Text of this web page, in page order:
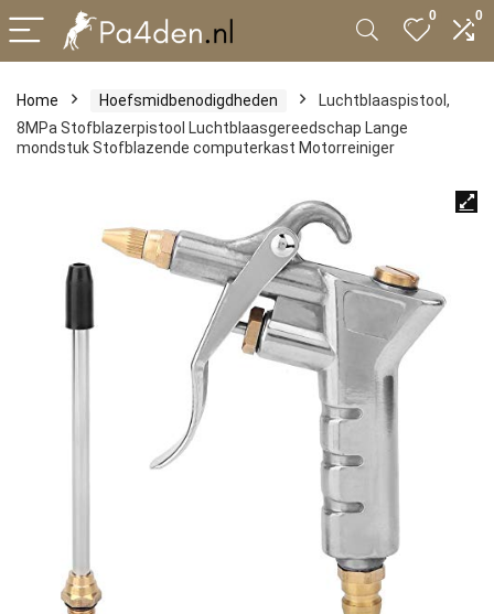
0 0
Home Hoefsmidbenodigdheden
Luchtblaaspistool,
8MPa Stofblazerpistool Luchtblaasgereedschap Lange
mondstuk Stofblazende computerkast Motorreiniger